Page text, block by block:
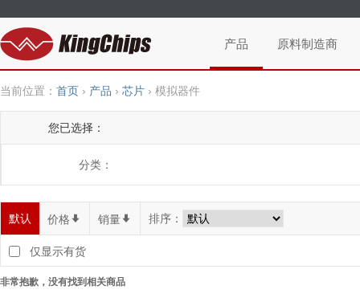
产品 原料制造商
当前位置： 首页 › 产品 › 芯片 › 模拟器件
您已选择：
分类：
默认 价格 * 销量 * 排序：
仅显示有货
非常抱歉，没有找到相关商品